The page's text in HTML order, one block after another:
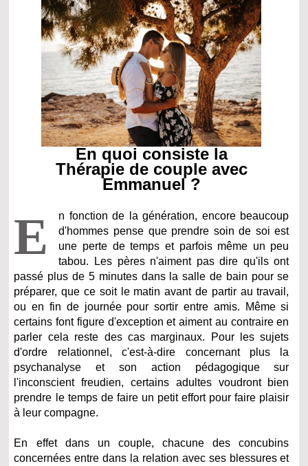
En quoi consiste la
Thérapie de couple avec
Emmanuel ?
E
n fonction de la génération, encore beaucoup
d'hommes pense que prendre soin de soi est
une perte de temps et parfois même un peu
tabou. Les pères n'aiment pas dire qu'ils ont
passé plus de 5 minutes dans la salle de bain pour se
préparer, que ce soit le matin avant de partir au travail,
ou en fin de journée pour sortir entre amis. Même si
certains font figure d'exception et aiment au contraire en
parler cela reste des cas marginaux. Pour les sujets
d'ordre relationnel, c'est-à-dire concernant plus la
psychanalyse et son action pédagogique sur
l'inconscient freudien, certains adultes voudront bien
prendre le temps de faire un petit effort pour faire plaisir
à leur compagne.
En effet dans un couple, chacune des concubins
concernées entre dans la relation avec ses blessures et